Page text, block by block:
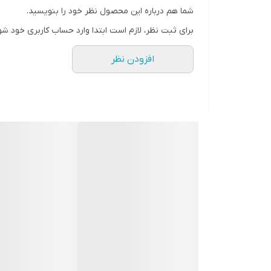
شما هم درباره این محصول نظر خود را بنویسید.
برای ثبت نظر، لازم است ابتدا وارد حساب کاربری خود
افزودن نظر